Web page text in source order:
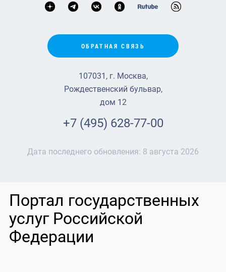
ОБРАТНАЯ СВЯЗЬ
107031, г. Москва,
Рождественский бульвар,
дом 12
+7 (495) 628-77-00
Дата последнего обновления: 8 августа 2026
Портал государственных
услуг Российской
Федерации